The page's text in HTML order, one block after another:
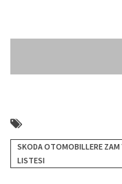
SKODA OTOMOBILLERE ZAM
LISTESI